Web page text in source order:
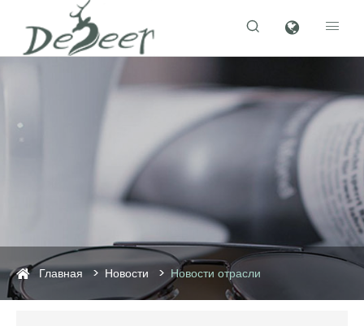
 
Главная Новости Новости отрасли